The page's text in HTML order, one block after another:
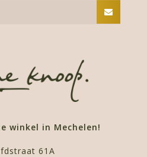
winkel in Mechelen!
61A